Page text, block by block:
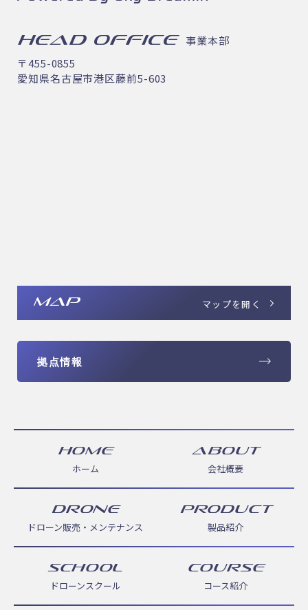
HEAD OFFICE 事業本部
〒455-0855
愛知県名古屋市港区藤前5-603
MAP マップを開く
拠点情報
HOME
ホーム
ABOUT
会社概要
DRONE
ドローン販売・メンテナンス
PRODUCT
製品紹介
SCHOOL
ドローンスクール
COURSE
コース紹介